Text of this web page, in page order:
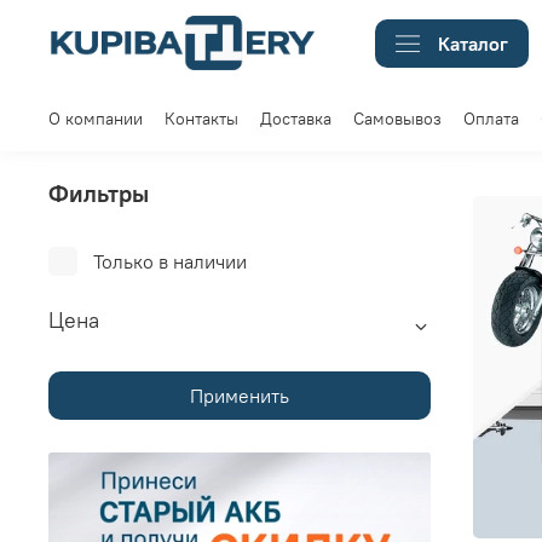
Каталог
О компании Контакты Доставка Самовывоз Оплата
Фильтры
Только в наличии
Цена
Применить